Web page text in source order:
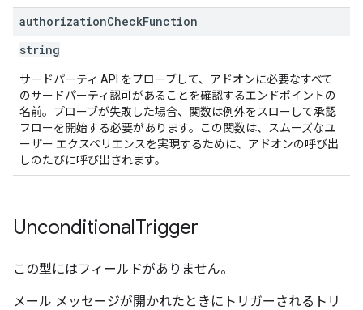
authorizationCheckFunction
string
サードパーティ API をプローブして、アドオンに必要なすべて
のサードパーティ認可があることを確認するエンドポイントの
名前。プローブが失敗した場合、関数は例外をスローして承認
フローを開始する必要があります。この関数は、スムーズなユ
ーザー エクスペリエンスを実現するために、アドオンの呼び出
しのたびに呼び出されます。
UnconditionalTrigger
この型にはフィールドがありません。
メール メッセージが開かれたときにトリガーされるトリ